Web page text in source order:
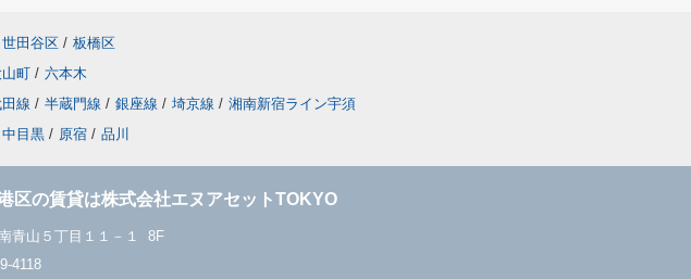
世田谷区 / 板橋区
山町 / 六本木
線 / 半蔵門線 / 銀座線 / 埼京線 / 湘南新宿ライン宇須
中目黒 / 原宿 / 品川
区の賃貸は株式会社エヌアセットTOKYO
青山５丁目１１－１ 8F
4118